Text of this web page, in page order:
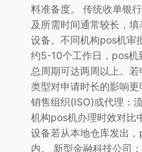
料准备度。 传统收单银
及所需时间通常较长，
设备。不同机构pos机审
约5-10个工作日，pos机
总周期可达两周以上。
类型对申请时长的影响
销售组织(ISO)或代理：
机构pos机办理时效对比
设备若从本地仓库发出
内。 新型金融科技公司